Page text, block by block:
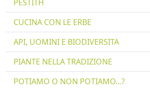
PESTITH
CUCINA CON LE ERBE
API, UOMINI E BIODIVERSITA
PIANTE NELLA TRADIZIONE
POTIAMO O NON POTIAMO...?